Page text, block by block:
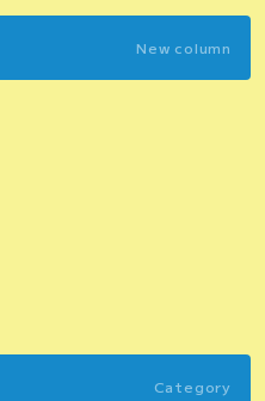
New column
Category